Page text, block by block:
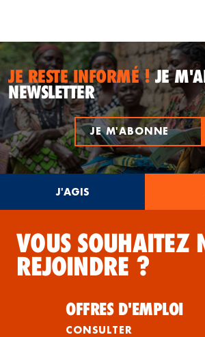
JE RESTE INFORMÉ !JE
NEWSLETTER
JE M'ABONNE
J'AGIS
VOUS SOUHAITEZ
REJOINDRE ?
OFFRES D'EMPLOI
CONSULTER